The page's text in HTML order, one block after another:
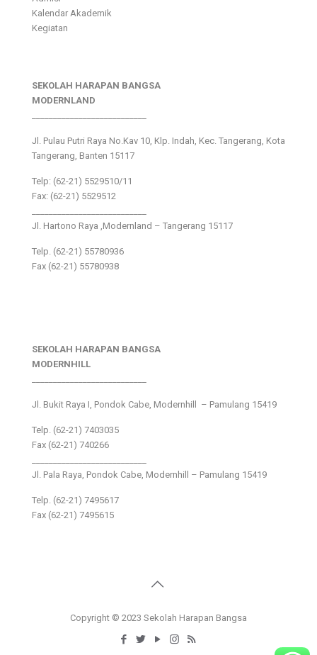
Kalendar Akademik
Kegiatan
SEKOLAH HARAPAN BANGSA
MODERNLAND
Jl. Pulau Putri Raya No.Kav 10, Klp. Indah, Kec. Tangerang, Kota
Tangerang, Banten 15117
Telp: (62-21) 5529510/11
Fax: (62-21) 5529512
Jl. Hartono Raya ,Modernland – Tangerang 15117
Telp. (62-21) 55780936
Fax (62-21) 55780938
SEKOLAH HARAPAN BANGSA
MODERNHILL
Jl. Bukit Raya I, Pondok Cabe, Modernhill – Pamulang 15419
Telp. (62-21) 7403035
Fax (62-21) 740266
Jl. Pala Raya, Pondok Cabe, Modernhill – Pamulang 15419
Telp. (62-21) 7495617
Fax (62-21) 7495615
Copyright © 2023 Sekolah Harapan Bangsa